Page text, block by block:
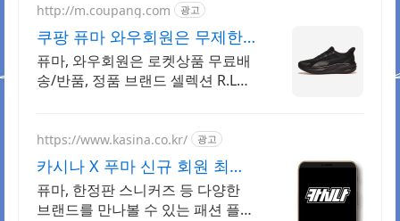
http://m.coupang.com 광고
쿠팡 퓨마 와우회원은 무제한
무료 배송
퓨마, 와우회원은 로켓상품 무료배
송/반품, 정품 브랜드 셀렉션 R.LUX
https://www.kasina.co.kr/ 광고
카시나 X 푸마 신규 회원 최대
20% 할인
퓨마, 한정판 스니커즈 등 다양한
브랜드를 만나볼 수 있는 패션 플랫